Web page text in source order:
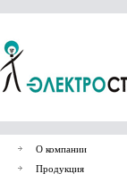
О компании
Продукция